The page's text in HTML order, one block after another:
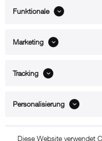
xMount@Car – iPhone 12
Funktionale
Marketing
Tracking
Personalisierung
Diese Website verwendet